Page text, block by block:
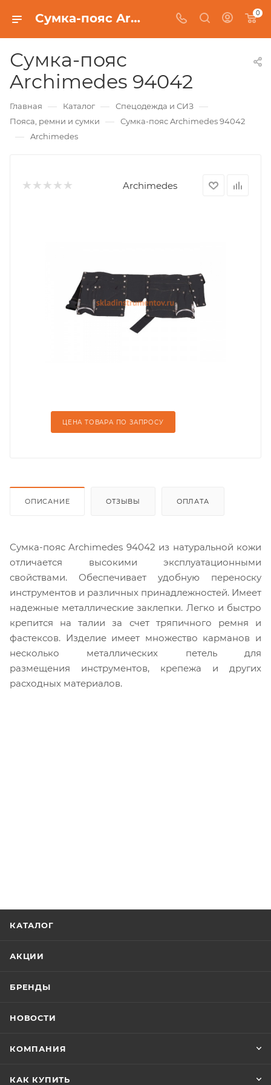
Сумка-пояс Archimedes 94042 0
Сумка-пояс
Archimedes 94042
Главная — Каталог — Спецодежда и СИЗ —
Пояса, ремни и сумки — Сумка-пояс Archimedes 94042
— Archimedes
Archimedes
ЦЕНА ТОВАРА ПО ЗАПРОСУ
ОПИСАНИЕ ОТЗЫВЫ ОПЛАТА
Сумка-пояс Archimedes 94042 из натуральной кожи
отличается высокими эксплуатационными
свойствами. Обеспечивает удобную переноску
инструментов и различных принадлежностей. Имеет
надежные металлические заклепки. Легко и быстро
крепится на талии за счет тряпичного ремня и
фастексов. Изделие имеет множество карманов и
несколько металлических петель для
размещения инструментов, крепежа и других
расходных материалов.
КАТАЛОГ
АКЦИИ
БРЕНДЫ
НОВОСТИ
КОМПАНИЯ
КАК КУПИТЬ